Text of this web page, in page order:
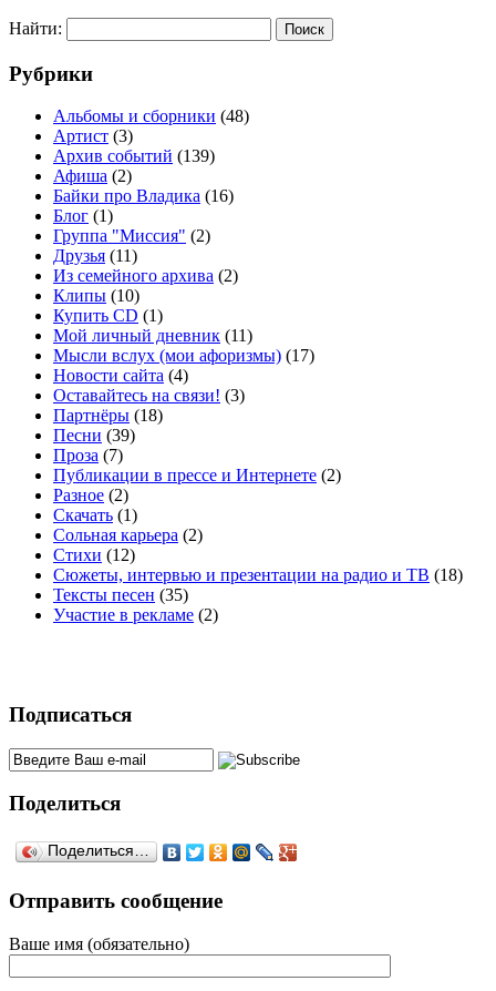
Найти:
Рубрики
Альбомы и сборники (48)
Артист (3)
Архив событий (139)
Афиша (2)
Байки про Владика (16)
Блог (1)
Группа "Миссия" (2)
Друзья (11)
Из семейного архива (2)
Клипы (10)
Купить CD (1)
Мой личный дневник (11)
Мысли вслух (мои афоризмы) (17)
Новости сайта (4)
Оставайтесь на связи! (3)
Партнёры (18)
Песни (39)
Проза (7)
Публикации в прессе и Интернете (2)
Разное (2)
Скачать (1)
Сольная карьера (2)
Стихи (12)
Сюжеты, интервью и презентации на радио и ТВ (18)
Тексты песен (35)
Участие в рекламе (2)
Подписаться
Поделиться
Поделиться…
Отправить сообщение
Ваше имя (обязательно)